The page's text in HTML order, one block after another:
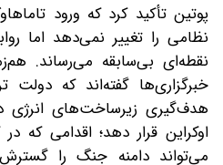
پوتین تأکید کرد که ورود
نظامی را تغییر نمی‌دهد اما
نقطه‌ای بی‌سابقه می‌رساند.
خبرگزاری‌ها گفته‌اند که دولت
هدف‌گیری زیرساخت‌های انرژی
اوکراین قرار دهد؛ اقدامی که
می‌تواند دامنه جنگ را